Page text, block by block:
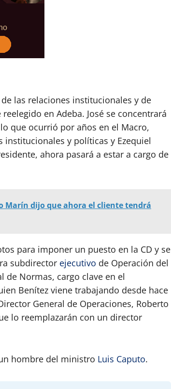
las relaciones institucionales y de
en Adeba. José se concentrará
que ocurrió por años en el Macro,
institucionales y políticas y Ezequiel
ahora pasará a estar a cargo de
Marín dijo que ahora el cliente tendrá
para imponer un puesto en la CD y se
subdirector ejecutivo de Operación del
de Normas, cargo clave en el
Benítez viene trabajando desde hace
General de Operaciones, Roberto
lo reemplazarán con un director
hombre del ministro Luis Caputo.